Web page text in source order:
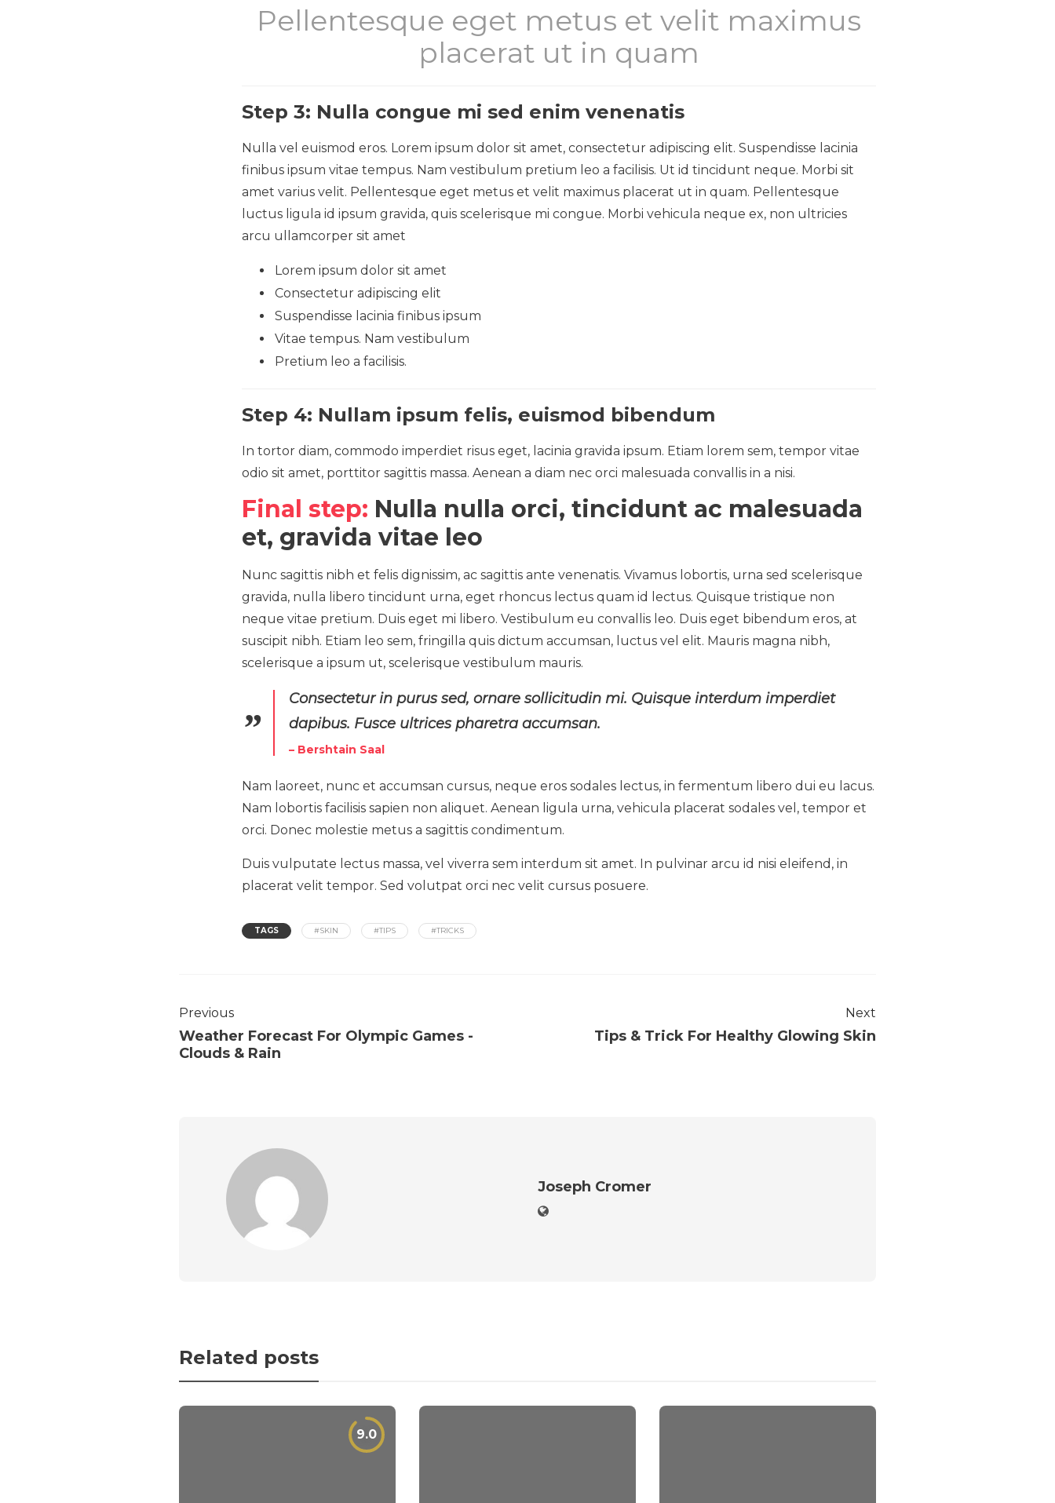
Pellentesque eget metus et velit maximus
placerat ut in quam
Step 3: Nulla congue mi sed enim venenatis
Nulla vel euismod eros. Lorem ipsum dolor sit amet, consectetur adipiscing elit. Suspendisse lacinia
finibus ipsum vitae tempus. Nam vestibulum pretium leo a facilisis. Ut id tincidunt neque. Morbi sit
amet varius velit. Pellentesque eget metus et velit maximus placerat ut in quam. Pellentesque
luctus ligula id ipsum gravida, quis scelerisque mi congue. Morbi vehicula neque ex, non ultricies
arcu ullamcorper sit amet
Lorem ipsum dolor sit amet
Consectetur adipiscing elit
Suspendisse lacinia finibus ipsum
Vitae tempus. Nam vestibulum
Pretium leo a facilisis.
Step 4: Nullam ipsum felis, euismod bibendum
In tortor diam, commodo imperdiet risus eget, lacinia gravida ipsum. Etiam lorem sem, tempor vitae
odio sit amet, porttitor sagittis massa. Aenean a diam nec orci malesuada convallis in a nisi.
Final step: Nulla nulla orci, tincidunt ac malesuada
et, gravida vitae leo
Nunc sagittis nibh et felis dignissim, ac sagittis ante venenatis. Vivamus lobortis, urna sed scelerisque
gravida, nulla libero tincidunt urna, eget rhoncus lectus quam id lectus. Quisque tristique non
neque vitae pretium. Duis eget mi libero. Vestibulum eu convallis leo. Duis eget bibendum eros, at
suscipit nibh. Etiam leo sem, fringilla quis dictum accumsan, luctus vel elit. Mauris magna nibh,
scelerisque a ipsum ut, scelerisque vestibulum mauris.
Consectetur in purus sed, ornare sollicitudin mi. Quisque interdum imperdiet
dapibus. Fusce ultrices pharetra accumsan.
– Bershtain Saal
Nam laoreet, nunc et accumsan cursus, neque eros sodales lectus, in fermentum libero dui eu lacus.
Nam lobortis facilisis sapien non aliquet. Aenean ligula urna, vehicula placerat sodales vel, tempor et
orci. Donec molestie metus a sagittis condimentum.
Duis vulputate lectus massa, vel viverra sem interdum sit amet. In pulvinar arcu id nisi eleifend, in
placerat velit tempor. Sed volutpat orci nec velit cursus posuere.
TAGS #SKIN #TIPS #TRICKS
Previous
Weather Forecast For Olympic Games -
Clouds & Rain
Next
Tips & Trick For Healthy Glowing Skin
Joseph Cromer
Related posts